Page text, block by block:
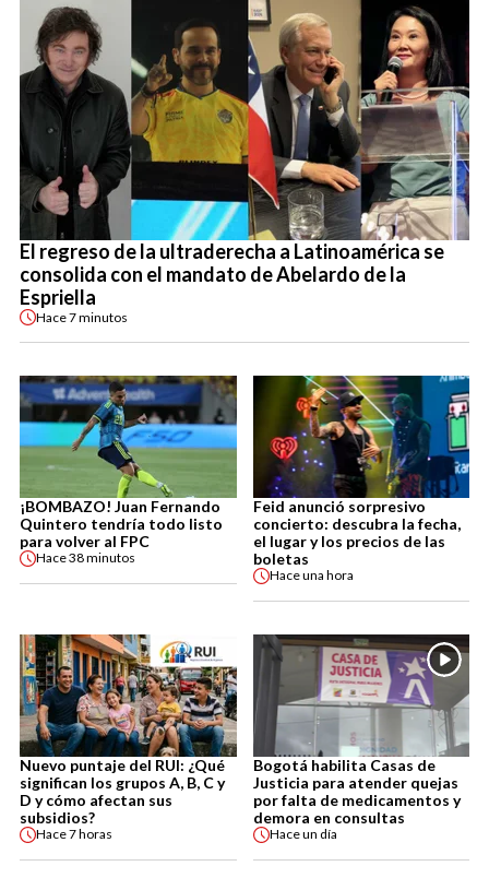
El regreso de la ultraderecha a Latinoamérica se
consolida con el mandato de Abelardo de la
Espriella
Hace7 minutos
¡BOMBAZO! Juan Fernando
Quintero tendría todo listo
para volver al FPC
Hace38 minutos
Feid anunció sorpresivo
concierto: descubra la fecha,
el lugar y los precios de las
boletas
Haceuna hora
Nuevo puntaje del RUI: ¿Qué
significan los grupos A, B, C y
D y cómo afectan sus
subsidios?
Hace7 horas
Bogotá habilita Casas de
Justicia para atender quejas
por falta de medicamentos y
demora en consultas
Haceun día